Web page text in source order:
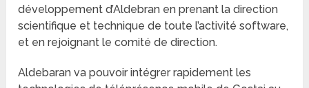
développement d’Aldebran en prenant la direction
scientifique et technique de toute l’activité software,
et en rejoignant le comité de direction.
Aldebaran va pouvoir intégrer rapidement les